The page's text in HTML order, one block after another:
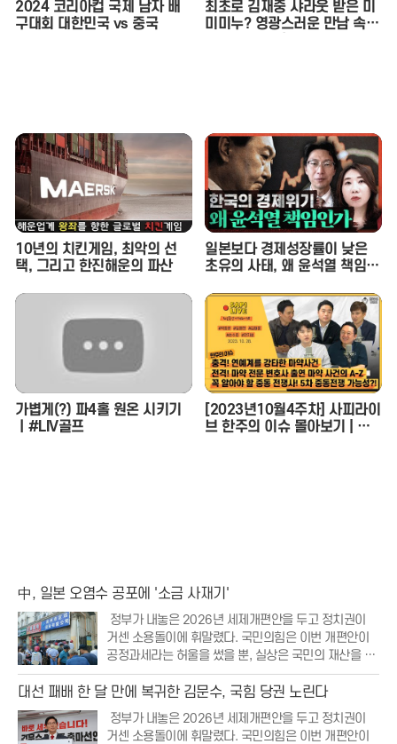
2024 코리아컵 국제 남자 배
구대회 대한민국 vs 중국
최초로 김재중 샤라웃 받은 미
미미누? 영광스러운 만남 속
10년의 치킨게임, 최악의 선
택, 그리고 한진해운의 파산
일본보다 경제성장률이 낮은
초유의 사태, 왜 윤석열 책임인
석연구위원) - 정혜림의 시사페
이스타임 EP.1
가볍게(?) 파4홀 원온 시키기
ㅣ#LIV골프
[2023년10월4주차] 사피라이
브 한주의 이슈 몰아보기 | 사
中, 일본 오염수 공포에 '소금 사재기'
정부가 내놓은 2026년 세제개편안을 두고 정치권이
거센 소용돌이에 휘말렸다. 국민의힘은 이번 개편안이
공정과세라는 허울을 썼을 뿐, 실상은 국민의 재산을 무
분별하게 뺏어가는 조세 강탈에 불과하다며 강력한 비
판의 목소리를 높였다. 특히 부동산 보유세 인상과 저출
생 대응 세액공제 폐지 등 민생과 직결된 항목들이
대선 패배 한 달 만에 복귀한 김문수, 국힘 당권 노린다
정부가 내놓은 2026년 세제개편안을 두고 정치권이
거센 소용돌이에 휘말렸다. 국민의힘은 이번 개편안이